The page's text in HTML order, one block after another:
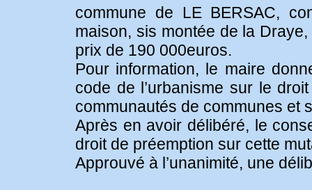
commune de LE BERSAC,
maison, sis montée de la
prix de 190 000euros.
Pour information, le maire
code de l’urbanisme sur le
communautés de communes et
Après en avoir délibéré, le
droit de préemption sur cette
Approuvé à l’unanimité, une